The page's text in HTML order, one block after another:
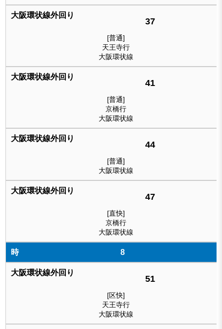
37
[普通]
天王寺行
大阪環状線
41
[普通]
京橋行
大阪環状線
44
[普通]
大阪環状線
47
[直快]
京橋行
大阪環状線
8
51
[区快]
天王寺行
大阪環状線